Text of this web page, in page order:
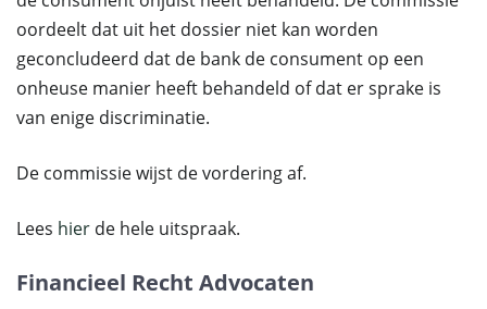
oordeelt dat uit het dossier niet kan worden
geconcludeerd dat de bank de consument op een
onheuse manier heeft behandeld of dat er sprake is
van enige discriminatie.
De commissie wijst de vordering af.
Lees hier de hele uitspraak.
Financieel Recht Advocaten